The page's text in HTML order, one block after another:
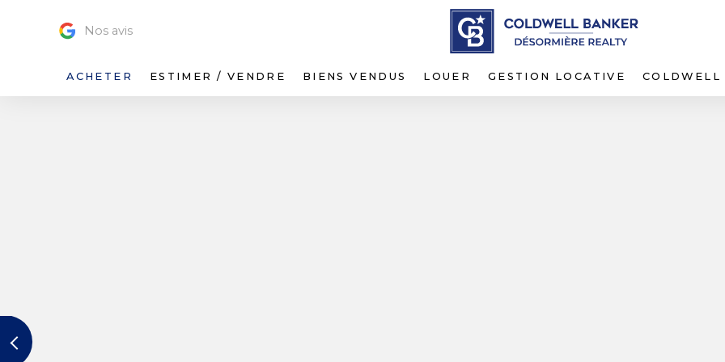
Nos avis
ACHETER ESTIMER / VENDRE BIENS VENDUS LOUER GESTION LOCATIVE COLDWELL
Previous